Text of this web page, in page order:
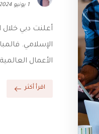
1 يونيو 2024
الإسلامي.
الأعمال
اقرأ أكثر